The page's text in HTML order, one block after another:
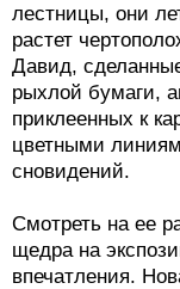
лестницы, они
растет
Давид,
рыхлой бумаги,
приклеенных к
цветными
сновидений.
Смотреть на ее
щедра на
впечатления.